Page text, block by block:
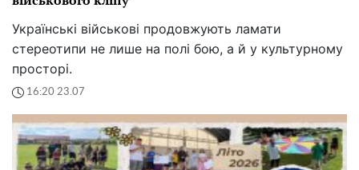
Українські військові продовжують ламати
стереотипи не лише на полі бою, а й у культурному
просторі.
16:20 23.07